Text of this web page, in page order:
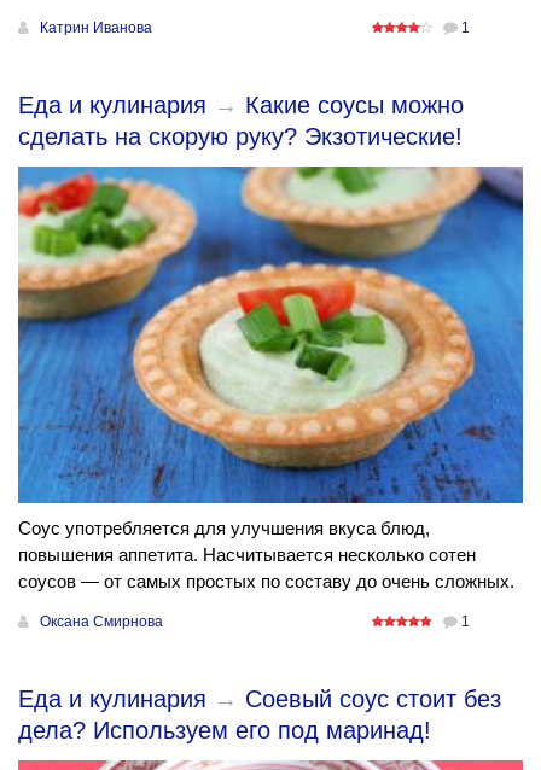
Катрин Иванова 1
Еда и кулинария → Какие соусы можно
сделать на скорую руку? Экзотические!
Соус употребляется для улучшения вкуса блюд,
повышения аппетита. Насчитывается несколько сотен
соусов — от самых простых по составу до очень сложных.
Оксана Смирнова 1
Еда и кулинария → Соевый соус стоит без
дела? Используем его под маринад!